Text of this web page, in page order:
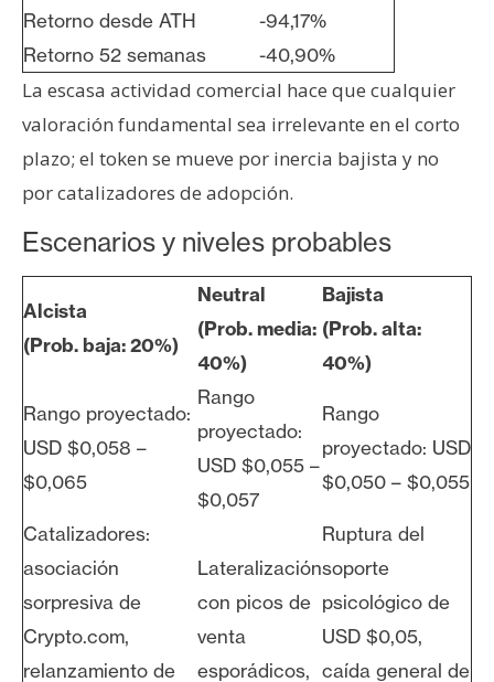
Retorno desde ATH
-94,17%
Retorno 52 semanas
-40,90%
La escasa actividad comercial hace que cualquier
valoración fundamental sea irrelevante en el corto
plazo; el token se mueve por inercia bajista y no
por catalizadores de adopción.
Escenarios y niveles probables
Alcista
(Prob. baja: 20%)
Neutral
(Prob. media:
40%)
Bajista
(Prob. alta:
40%)
Rango proyectado:
USD $0,058 –
$0,065
Rango
proyectado:
USD $0,055 –
$0,057
Rango
proyectado: USD
$0,050 – $0,055
Catalizadores:
asociación
sorpresiva de
Crypto.com,
relanzamiento de
Lateralización
con picos de
venta
esporádicos,
Ruptura del
soporte
psicológico de
USD $0,05,
caída general de